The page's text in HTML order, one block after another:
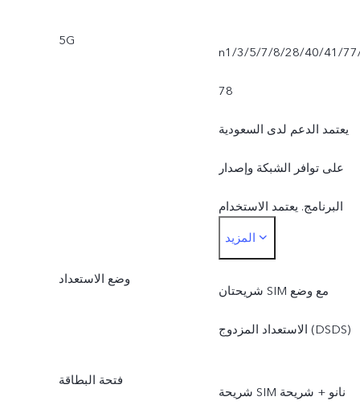
5G
n1/3/5/7/8/28/40/41/
78
يعتمد الدعم لدى السعودية
على توافر الشبكة وإصدار
البرنامج. يعتمد الاستخدام
الفعلي لنطاق تردد الشبكة
التوافر من جانب الشركة
المحلية المقدمة للخدمة.
المزيد
وضع الاستعداد
شريحتان SIM مع وضع
الاستعداد المزدوج (DSDS)
فتحة البطاقة
شريحة SIM نانو + شريحة